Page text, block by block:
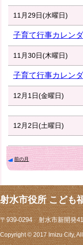
11月29日(水曜日)
子育て行事カレン
11月30日(木曜日)
子育て行事カレン
12月1日(金曜日)
12月2日(土曜日)
前の月
射水市役所 こども
〒939-0294 射水市新開発
Copyright © 2017 Imizu City,